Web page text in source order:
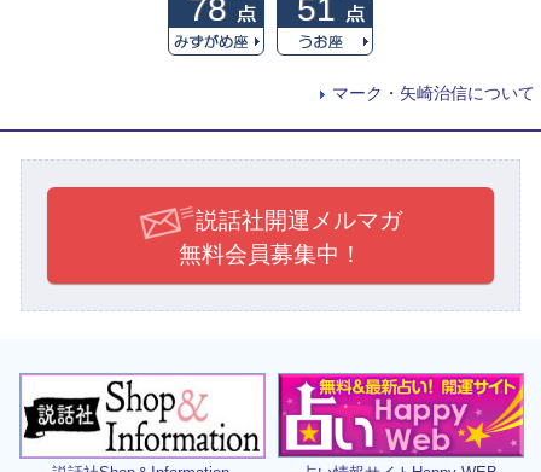
78 51
マーク・矢崎治信について
説話社開運メルマガ
無料会員募集中！